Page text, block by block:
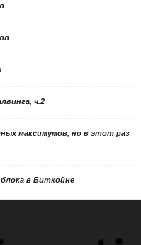
ч.2
максимумов, но в этот раз
в Биткойне